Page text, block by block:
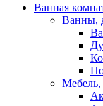
Ванная
Ванны,
Мебель,